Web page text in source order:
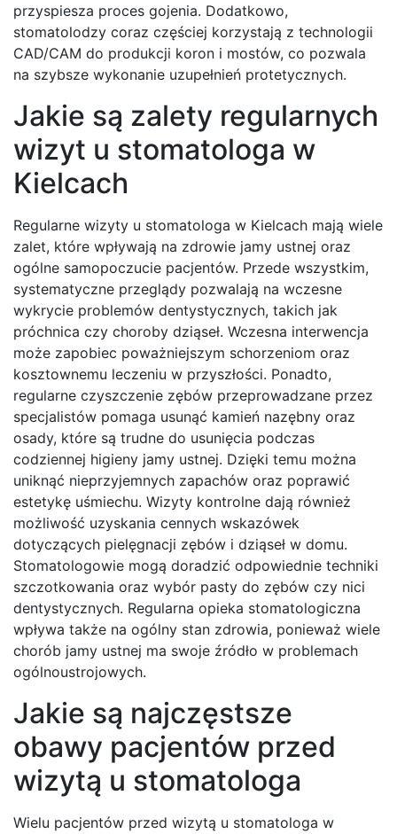
przyspiesza proces gojenia. Dodatkowo,
stomatolodzy coraz częściej korzystają z technologii
CAD/CAM do produkcji koron i mostów, co pozwala
na szybsze wykonanie uzupełnień protetycznych.
Jakie są zalety regularnych
wizyt u stomatologa w
Kielcach
Regularne wizyty u stomatologa w Kielcach mają wiele
zalet, które wpływają na zdrowie jamy ustnej oraz
ogólne samopoczucie pacjentów. Przede wszystkim,
systematyczne przeglądy pozwalają na wczesne
wykrycie problemów dentystycznych, takich jak
próchnica czy choroby dziąseł. Wczesna interwencja
może zapobiec poważniejszym schorzeniom oraz
kosztownemu leczeniu w przyszłości. Ponadto,
regularne czyszczenie zębów przeprowadzane przez
specjalistów pomaga usunąć kamień nazębny oraz
osady, które są trudne do usunięcia podczas
codziennej higieny jamy ustnej. Dzięki temu można
uniknąć nieprzyjemnych zapachów oraz poprawić
estetykę uśmiechu. Wizyty kontrolne dają również
możliwość uzyskania cennych wskazówek
dotyczących pielęgnacji zębów i dziąseł w domu.
Stomatologowie mogą doradzić odpowiednie techniki
szczotkowania oraz wybór pasty do zębów czy nici
dentystycznych. Regularna opieka stomatologiczna
wpływa także na ogólny stan zdrowia, ponieważ wiele
chorób jamy ustnej ma swoje źródło w problemach
ogólnoustrojowych.
Jakie są najczęstsze
obawy pacjentów przed
wizytą u stomatologa
Wielu pacjentów przed wizytą u stomatologa w